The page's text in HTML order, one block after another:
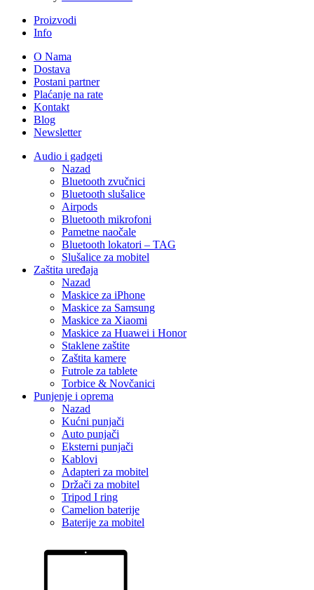
Proizvodi
Info
O Nama
Dostava
Postani partner
Plaćanje na rate
Kontakt
Blog
Newsletter
Audio i gadgeti
Nazad
Bluetooth zvučnici
Bluetooth slušalice
Airpods
Bluetooth mikrofoni
Pametne naočale
Bluetooth lokatori – TAG
Slušalice za mobitel
Zaštita uređaja
Nazad
Maskice za iPhone
Maskice za Samsung
Maskice za Xiaomi
Maskice za Huawei i Honor
Staklene zaštite
Zaštita kamere
Futrole za tablete
Torbice & Novčanici
Punjenje i oprema
Nazad
Kućni punjači
Auto punjači
Eksterni punjači
Kablovi
Adapteri za mobitel
Držači za mobitel
Tripod I ring
Camelion baterije
Baterije za mobitel